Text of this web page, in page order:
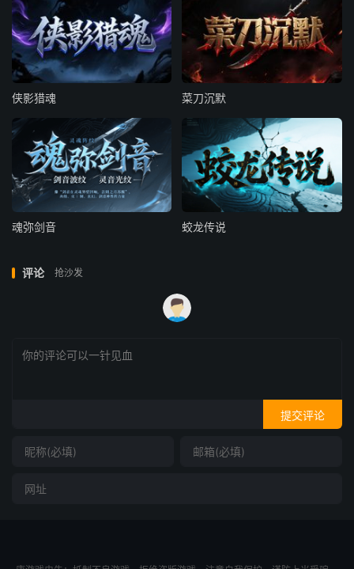
侠影猎魂 菜刀沉默
魂弥剑音 蛟龙传说
评论 抢沙发
提交评论